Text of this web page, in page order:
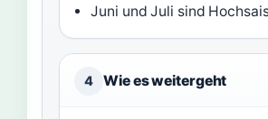
Juni und Juli sind
4 Wie es weitergeht